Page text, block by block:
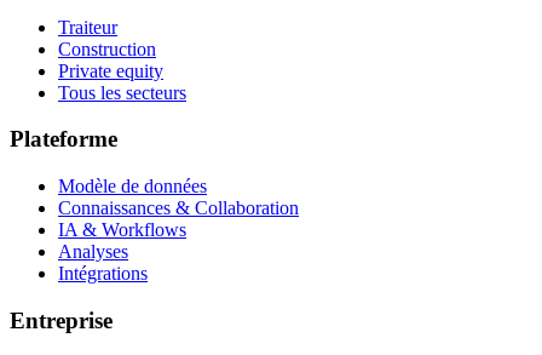
Traiteur
Construction
Private equity
Tous les secteurs
Plateforme
Modèle de données
Connaissances & Collaboration
IA & Workflows
Analyses
Intégrations
Entreprise